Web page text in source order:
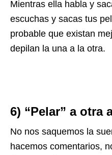
Mientras ella habla y
escuchas y sacas tus
probable que existan
depilan la una a la otra.
6) “Pelar” a otra
No nos saquemos la
hacemos comentarios,